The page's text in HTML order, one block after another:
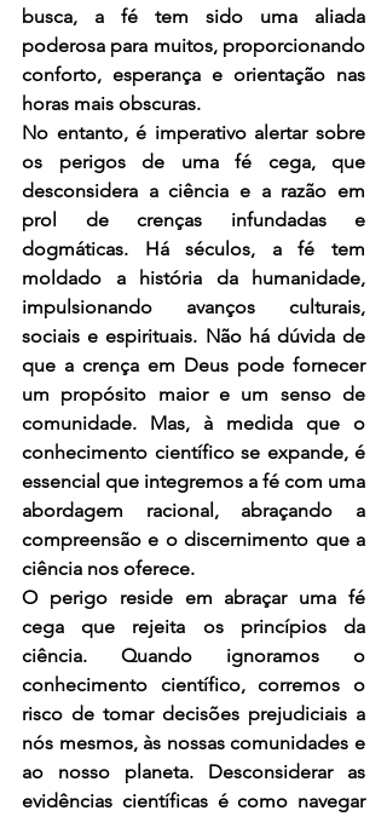
busca, a fé tem sido uma aliada
poderosa para muitos, proporcionando
conforto, esperança e orientação nas
horas mais obscuras.
No entanto, é imperativo alertar sobre
os perigos de uma fé cega, que
desconsidera a ciência e a razão em
prol de crenças infundadas e
dogmáticas. Há séculos, a fé tem
moldado a história da humanidade,
impulsionando avanços culturais,
sociais e espirituais. Não há dúvida de
que a crença em Deus pode fornecer
um propósito maior e um senso de
comunidade. Mas, à medida que o
conhecimento científico se expande, é
essencial que integremos a fé com uma
abordagem racional, abraçando a
compreensão e o discernimento que a
ciência nos oferece.
O perigo reside em abraçar uma fé
cega que rejeita os princípios da
ciência. Quando ignoramos o
conhecimento científico, corremos o
risco de tomar decisões prejudiciais a
nós mesmos, às nossas comunidades e
ao nosso planeta. Desconsiderar as
evidências científicas é como navegar